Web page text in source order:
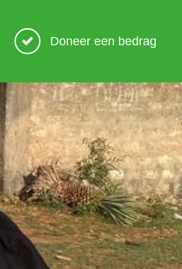
Doneer een bedrag